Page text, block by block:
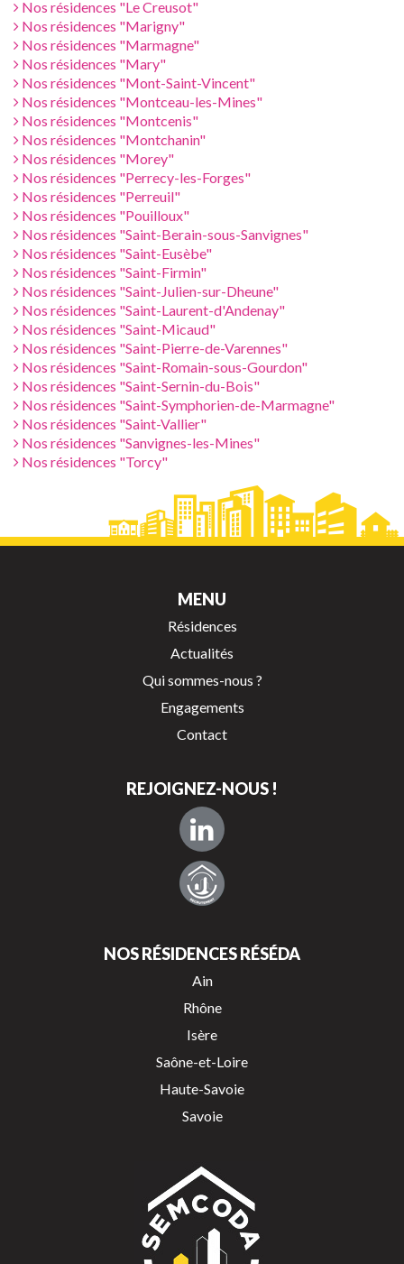
Nos résidences "Le Creusot"
Nos résidences "Marigny"
Nos résidences "Marmagne"
Nos résidences "Mary"
Nos résidences "Mont-Saint-Vincent"
Nos résidences "Montceau-les-Mines"
Nos résidences "Montcenis"
Nos résidences "Montchanin"
Nos résidences "Morey"
Nos résidences "Perrecy-les-Forges"
Nos résidences "Perreuil"
Nos résidences "Pouilloux"
Nos résidences "Saint-Berain-sous-Sanvignes"
Nos résidences "Saint-Eusèbe"
Nos résidences "Saint-Firmin"
Nos résidences "Saint-Julien-sur-Dheune"
Nos résidences "Saint-Laurent-d'Andenay"
Nos résidences "Saint-Micaud"
Nos résidences "Saint-Pierre-de-Varennes"
Nos résidences "Saint-Romain-sous-Gourdon"
Nos résidences "Saint-Sernin-du-Bois"
Nos résidences "Saint-Symphorien-de-Marmagne"
Nos résidences "Saint-Vallier"
Nos résidences "Sanvignes-les-Mines"
Nos résidences "Torcy"
MENU
Résidences
Actualités
Qui sommes-nous ?
Engagements
Contact
REJOIGNEZ-NOUS !
NOS RÉSIDENCES RÉSÉDA
Ain
Rhône
Isère
Saône-et-Loire
Haute-Savoie
Savoie